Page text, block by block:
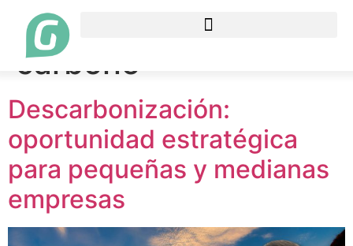
Etiqueta:
Huella de
carbono
Descarbonización:
oportunidad estratégica
para pequeñas y medianas
empresas